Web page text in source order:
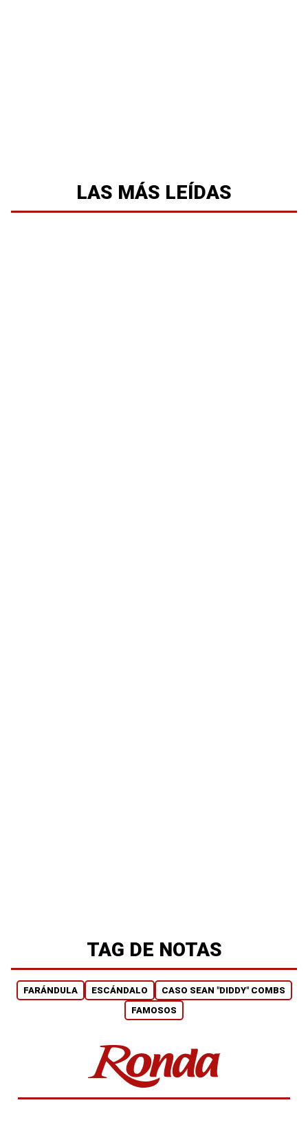
LAS MÁS LEÍDAS
TAG DE NOTAS
FARÁNDULA ESCÁNDALO
CASO SEAN "DIDDY" COMBS
FAMOSOS